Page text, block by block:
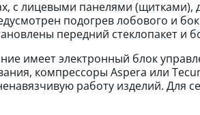
с лицевыми панелями
подогрев лобового и
передний стеклопакет и
имеет электронный блок
компрессоры Aspera или
работу изделий. Для